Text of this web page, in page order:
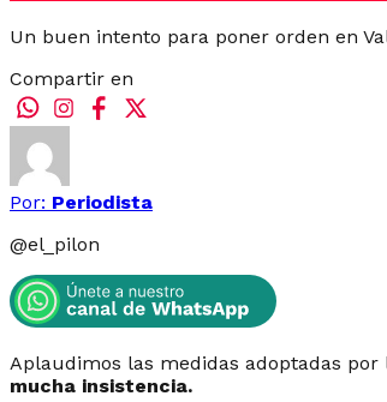
Un buen intento para poner orden en
Compartir en
Por: Periodista
@el_pilon
Aplaudimos las medidas adoptadas
mucha insistencia.